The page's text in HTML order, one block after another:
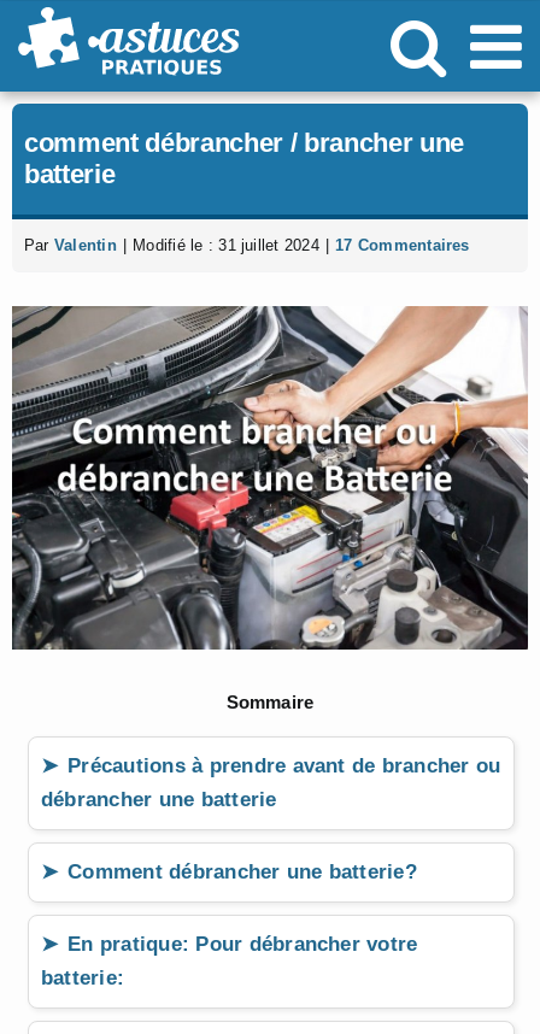
Passer
au
comment débrancher / brancher une
batterie
Par Valentin Modifié le : 31 juillet 2024 17 Commentaires
Sommaire
Précautions à prendre avant de brancher ou
débrancher une batterie
Comment débrancher une batterie?
En pratique: Pour débrancher votre
batterie: